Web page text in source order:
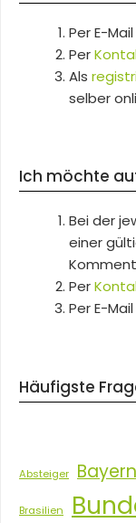
Per E-
Per
Als
selber
Ich möchte
Bei der
einer
Per
Per E-
Häufigste
Absteiger
Brasilien